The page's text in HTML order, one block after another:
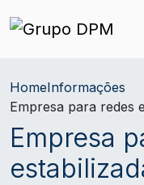
HomeInformações
Empresa para redes
Empresa